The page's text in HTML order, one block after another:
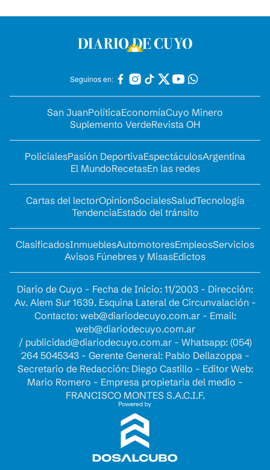
Seguinos en:
San JuanPolíticaEconomíaCuyo Minero
Suplemento VerdeRevista OH
PolicialesPasión DeportivaEspectáculosArgentina
El MundoRecetasEn las redes
Cartas del lectorOpinionSocialesSaludTecnología
TendenciaEstado del tránsito
ClasificadosInmueblesAutomotoresEmpleosServicios
Avisos Fúnebres y MisasEdictos
Diario de Cuyo - Fecha de Inicio: 11/2003 - Dirección:
Av. Alem Sur 1639. Esquina Lateral de Circunvalación -
Contacto: web@diariodecuyo.com.ar- Email:
web@diariodecuyo.com.ar
/ publicidad@diariodecuyo.com.ar- Whatsapp: (054)
264 5045343 - Gerente General: Pablo Dellazoppa -
Secretario de Redacción: Diego Castillo - Editor Web:
Mario Romero - Empresa propietaria del medio -
FRANCISCO MONTES S.A.C.I.F.